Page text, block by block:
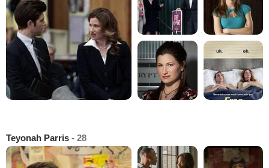
Teyonah Parris - 28